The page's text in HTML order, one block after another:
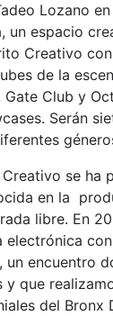
Lozano
un espacio
Creativo
de la
Club y
Serán
se ha
en la
libre. En
electrónica
encuentro
y que
del Bronx